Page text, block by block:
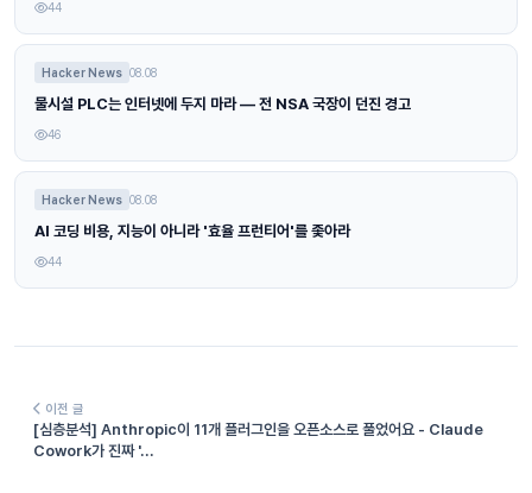
44
Hacker News 08.08
물시설 PLC는 인터넷에 두지 마라 — 전 NSA 국장이 던진 경고
46
Hacker News 08.08
AI 코딩 비용, 지능이 아니라 '효율 프런티어'를 좇아라
44
이전 글
[심층분석] Anthropic이 11개 플러그인을 오픈소스로 풀었어요 - Claude
Cowork가 진짜 '...